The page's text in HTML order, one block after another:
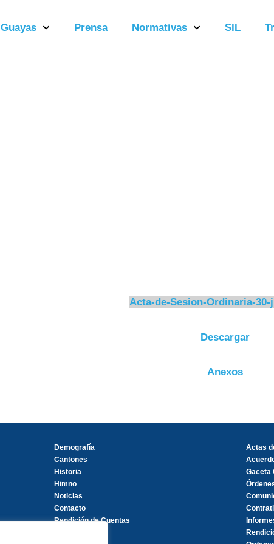
Guayas Prensa Normativas SIL
Acta-de-Sesion-Ordinaria-30-
Descargar
Anexos
Demografía
Cantones
Historia
Himno
Noticias
Contacto
Rendición de Cuentas
Actas
Gaceta